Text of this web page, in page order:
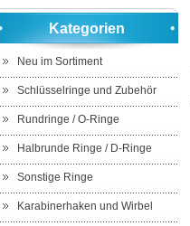
Kategorien
Neu im Sortiment
Schlüsselringe und Zubehör
Rundringe / O-Ringe
Halbrunde Ringe / D-Ringe
Sonstige Ringe
Karabinerhaken und Wirbel